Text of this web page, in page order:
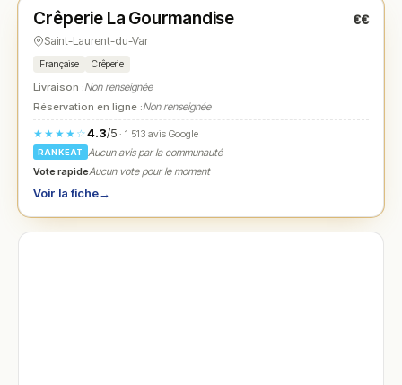
★ N° 1
Crêperie La Gourmandise €€
Saint-Laurent-du-Var
Française Crêperie
Livraison :Non renseignée
Réservation en ligne :Non renseignée
★★★★☆4.3/5· 1 513 avis Google
RANKEAT
Aucun avis par la communauté
Vote rapideAucun vote pour le moment
Voir la fiche→